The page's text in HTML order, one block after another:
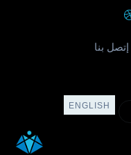
إتصل بنا
ENGLISH